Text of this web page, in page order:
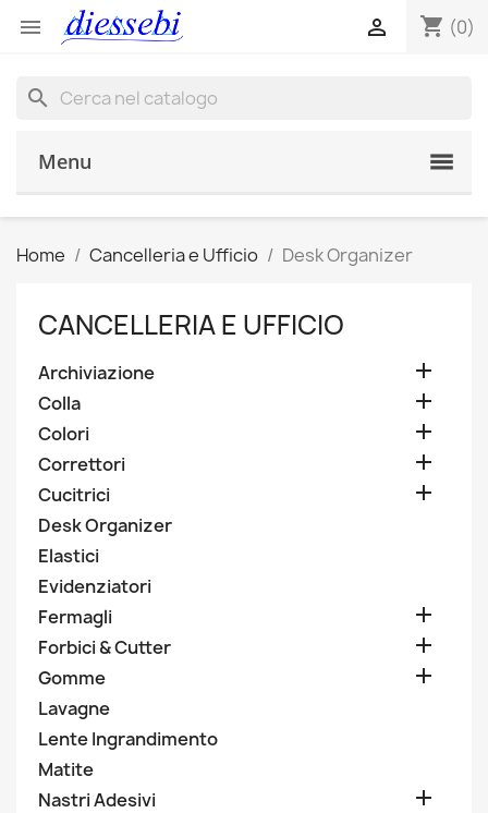
 shopping_cart (0)

search
Menu
Home Cancelleria e Ufficio Desk Organizer
CANCELLERIA E UFFICIO
Archiviazione 
Colla 
Colori 
Correttori 
Cucitrici 
Desk Organizer
Elastici
Evidenziatori
Fermagli

Forbici & Cutter 
Gomme 
Lavagne
Lente Ingrandimento
Matite
Nastri Adesivi
